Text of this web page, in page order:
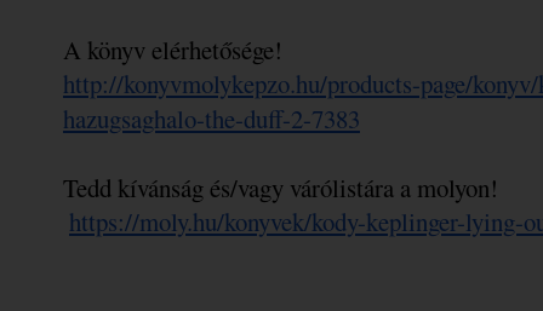
A könyv elérhetősége!
http://konyvmolykepzo.hu/products-page/
hazugsaghalo-the-duff-2-7383
Tedd kívánság és/vagy várólistára a molyon!
https://moly.hu/konyvek/kody-keplinger-lying-